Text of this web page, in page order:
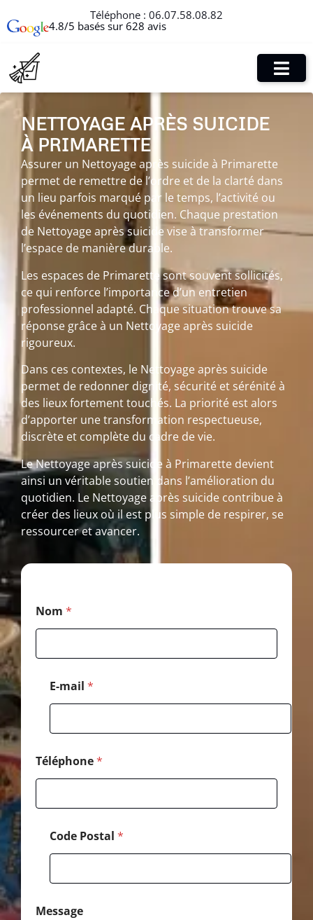
Téléphone : 06.07.58.08.82
4.8/5 basés sur 628 avis
NETTOYAGE APRÈS SUICIDE
À PRIMARETTE
Assurer un Nettoyage après suicide à Primarette
permet de remettre de l’ordre et de la clarté dans
un lieu parfois marqué par le temps, l’activité ou
les événements du quotidien. Chaque prestation
de Nettoyage après suicide vise à transformer
l’espace de manière durable.
Les espaces de Primarette sont souvent sollicités,
ce qui renforce l’importance d’un entretien
professionnel adapté. Chaque situation trouve sa
réponse grâce à un Nettoyage après suicide
rigoureux.
Dans ces contextes, le Nettoyage après suicide
permet de redonner dignité, sécurité et sérénité à
des lieux fortement touchés. La priorité est alors
d’apporter une transformation respectueuse,
discrète et complète du cadre de vie.
Le Nettoyage après suicide à Primarette devient
ainsi un véritable soutien dans l’amélioration du
quotidien. Le Nettoyage après suicide contribue à
créer des lieux où il est plus simple de respirer, se
ressourcer et avancer.
Nom *
E-mail *
Téléphone*
Code Postal *
Message